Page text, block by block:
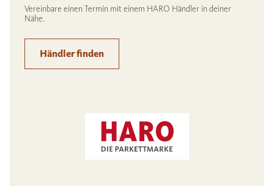
Vereinbare einen Termin mit einem HARO Händler in deiner
Nähe.
Händler finden